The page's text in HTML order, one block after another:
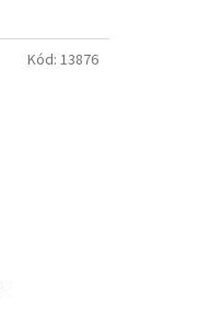
Kód: 13876